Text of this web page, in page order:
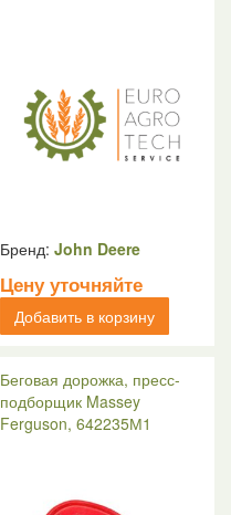
Бренд: John Deere
Цену уточняйте
Добавить в корзину
Беговая дорожка, пресс-
подборщик Massey
Ferguson, 642235М1